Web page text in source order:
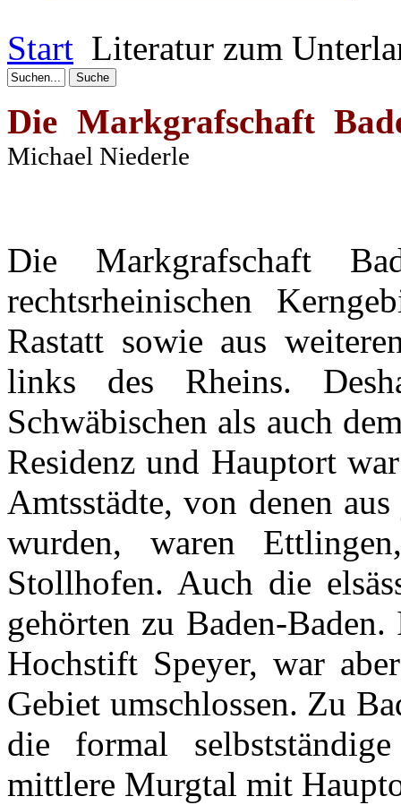
Start Literatur zum
Die Markgrafschaft
Michael Niederle
Die Markgrafschaft
rechtsrheinischen
Rastatt sowie aus
links des Rheins.
Schwäbischen als auch
Residenz und Hauptort
Amtsstädte, von denen aus
wurden, waren Ettlingen
Stollhofen. Auch die
gehörten zu Baden-Baden.
Hochstift Speyer, war aber
Gebiet umschlossen. Zu
die formal selbstständige
mittlere Murgtal mit